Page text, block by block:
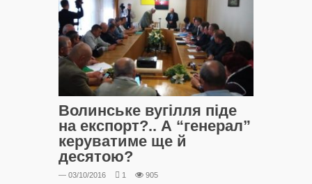
Волинське вугілля піде
на експорт?.. А “генерал”
керуватиме ще й
десятою?
— 03/10/2016 1 905